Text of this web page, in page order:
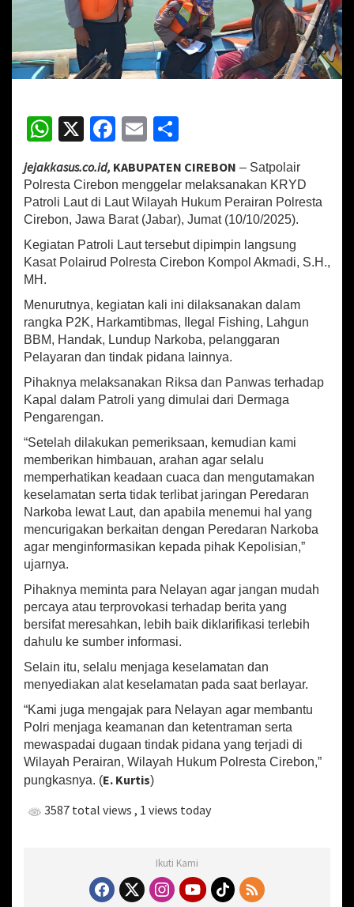
r
P
r
t
a
C
r
e
b
o
G
e
r
K
R
Y
P
a
o
l
i
L
a
t
W
h
at
sA
p
p
X
Fa
b
o
o
k
E
ai
l
ar
e
jejakkasus.co.id, KABUPATEN CIREBON – Satpolair
Polresta Cirebon menggelar melaksanakan KRYD
Patroli Laut di Laut Wilayah Hukum Perairan Polresta
Cirebon, Jawa Barat (Jabar), Jumat (10/10/2025).
Kegiatan Patroli Laut tersebut dipimpin langsung
Kasat Polairud Polresta Cirebon Kompol Akmadi, S.H.,
MH.
Menurutnya, kegiatan kali ini dilaksanakan dalam
rangka P2K, Harkamtibmas, Ilegal Fishing, Lahgun
BBM, Handak, Lundup Narkoba, pelanggaran
Pelayaran dan tindak pidana lainnya.
Pihaknya melaksanakan Riksa dan Panwas terhadap
Kapal dalam Patroli yang dimulai dari Dermaga
Pengarengan.
“Setelah dilakukan pemeriksaan, kemudian kami
memberikan himbauan, arahan agar selalu
memperhatikan keadaan cuaca dan mengutamakan
keselamatan serta tidak terlibat jaringan Peredaran
Narkoba lewat Laut, dan apabila menemui hal yang
mencurigakan berkaitan dengan Peredaran Narkoba
agar menginformasikan kepada pihak Kepolisian,”
ujarnya.
Pihaknya meminta para Nelayan agar jangan mudah
percaya atau terprovokasi terhadap berita yang
bersifat meresahkan, lebih baik diklarifikasi terlebih
dahulu ke sumber informasi.
Selain itu, selalu menjaga keselamatan dan
menyediakan alat keselamatan pada saat berlayar.
“Kami juga mengajak para Nelayan agar membantu
Polri menjaga keamanan dan ketentraman serta
mewaspadai dugaan tindak pidana yang terjadi di
Wilayah Perairan, Wilayah Hukum Polresta Cirebon,”
pungkasnya. (E. Kurtis)
3587 total views , 1 views today
Ikuti Kami